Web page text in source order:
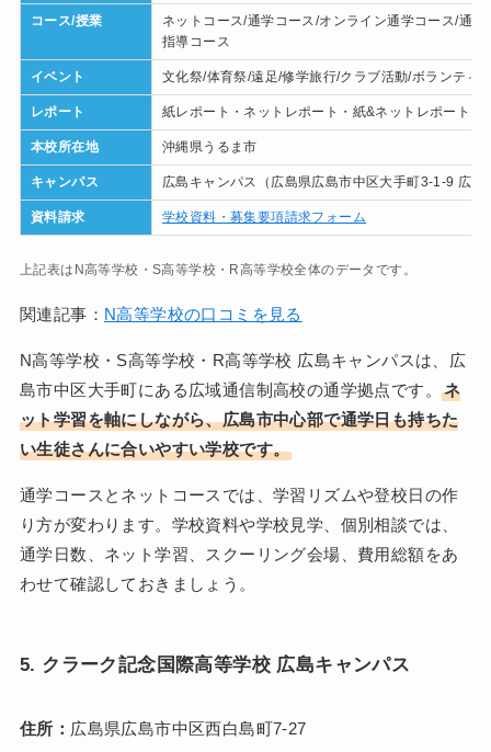
コース/授業
ネットコース/通学コース/オンライン通学コース/通
指導コース
イベント 文化祭/体育祭/遠足/修学旅行/クラブ活動/ボランティ
レポート 紙レポート・ネットレポート・紙&ネットレポート
本校所在地 沖縄県うるま市
キャンパス 広島キャンパス（広島県広島市中区大手町3-1-9 広島
資料請求 学校資料・募集要項請求フォーム
上記表はN高等学校・S高等学校・R高等学校全体のデータです。
関連記事： N高等学校の口コミを見る
N高等学校・S高等学校・R高等学校 広島キャンパスは、広
島市中区大手町にある広域通信制高校の通学拠点です。
ネ
ット学習を軸にしながら、広島市中心部で通学日も持ちた
い生徒さんに合いやすい学校です。
通学コースとネットコースでは、学習リズムや登校日の作
り方が変わります。学校資料や学校見学、個別相談では、
通学日数、ネット学習、スクーリング会場、費用総額をあ
わせて確認しておきましょう。
5. クラーク記念国際高等学校 広島キャンパス
住所： 広島県広島市中区西白島町7-27